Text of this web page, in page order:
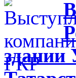
здании